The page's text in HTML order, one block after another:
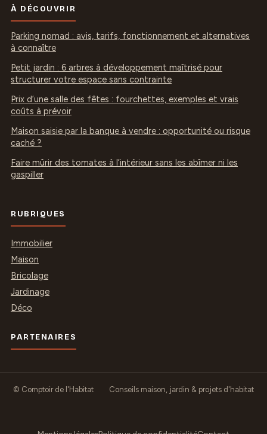
À DÉCOUVRIR
Parking nomad : avis, tarifs, fonctionnement et alternatives
à connaître
Petit jardin : 6 arbres à développement maîtrisé pour
structurer votre espace sans contrainte
Prix d’une salle des fêtes : fourchettes, exemples et vrais
coûts à prévoir
Maison saisie par la banque à vendre : opportunité ou risque
caché ?
Faire mûrir des tomates à l’intérieur sans les abîmer ni les
gaspiller
RUBRIQUES
Immobilier
Maison
Bricolage
Jardinage
Déco
PARTENAIRES
© Comptoir de l'Habitat Conseils maison, jardin & projets d'habitat